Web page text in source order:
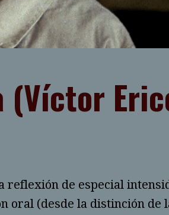
(Víctor
de especial
oral (desde la distinción de